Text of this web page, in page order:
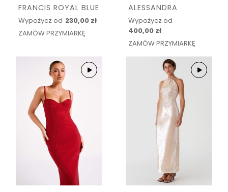
FRANCIS ROYAL BLUE
Wypożycz od 230,00 zł
ZAMÓW PRZYMIARKĘ
ALESSANDRA
Wypożycz od
400,00 zł
ZAMÓW PRZYMIARKĘ